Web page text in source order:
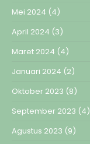
Mei 2024 (4)
April 2024 (3)
Maret 2024 (4)
Januari 2024 (2)
Oktober 2023 (8)
September 2023 (4)
Agustus 2023 (9)